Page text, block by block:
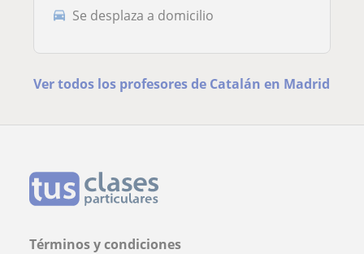
Se desplaza a domicilio
Ver todos los profesores de Catalán en Madrid
Términos y condiciones